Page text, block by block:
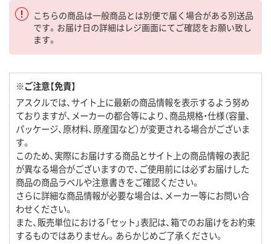
こちらの商品は一般商品とは別便で届く場合がある別送品
です。お届け日の詳細はレジ画面にてご確認をお願い致し
ます。
※ご注意【免責】
アスクルでは、サイト上に最新の商品情報を表示するよう努め
ておりますが、メーカーの都合等により、商品規格・仕様（容量、
パッケージ、原材料、原産国など）が変更される場合がございま
す。
このため、実際にお届けする商品とサイト上の商品情報の表記
が異なる場合がございますので、ご使用前には必ずお届けした
商品の商品ラベルや注意書きをご確認ください。
さらに詳細な商品情報が必要な場合は、メーカー等にお問い合
わせください。
また、販売単位における「セット」表記は、箱でのお届けをお約束
するものではありません。あらかじめご了承ください。